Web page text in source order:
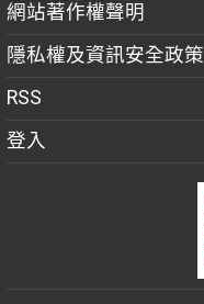
網站著作權聲明
隱私權及資訊安全政策
RSS
登入